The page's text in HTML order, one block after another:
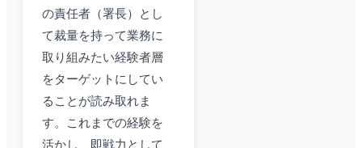
の責任者（署長）とし
て裁量を持って業務に
取り組みたい経験者層
をターゲットにしてい
ることが読み取れま
す。これまでの経験を
活かし、即戦力として